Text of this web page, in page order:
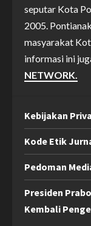
seputar Kota
2005.
masyarakat
informasi ini
NETWORK.
Kebijakan
Kode Etik
Pedoman
Presiden
Kembali